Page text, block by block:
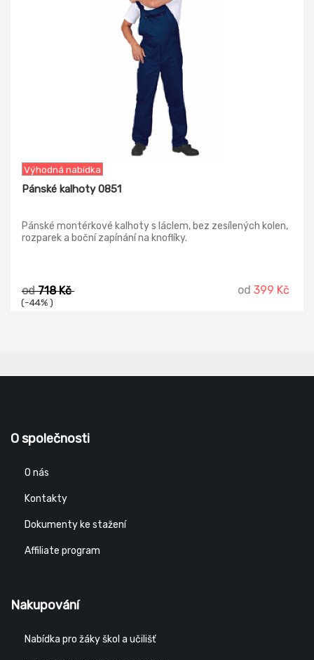
Výhodná nabídka
Pánské kalhoty 0851
Pánské montérkové kalhoty s láclem, bez zesílených kolen,
rozparek a boční zapínání na knoflíky.
od718 Kč
(-44% )
od 399 Kč
O společnosti
O nás
Kontakty
Dokumenty ke stažení
Affiliate program
Nakupování
Nabídka pro žáky škol a učilišť